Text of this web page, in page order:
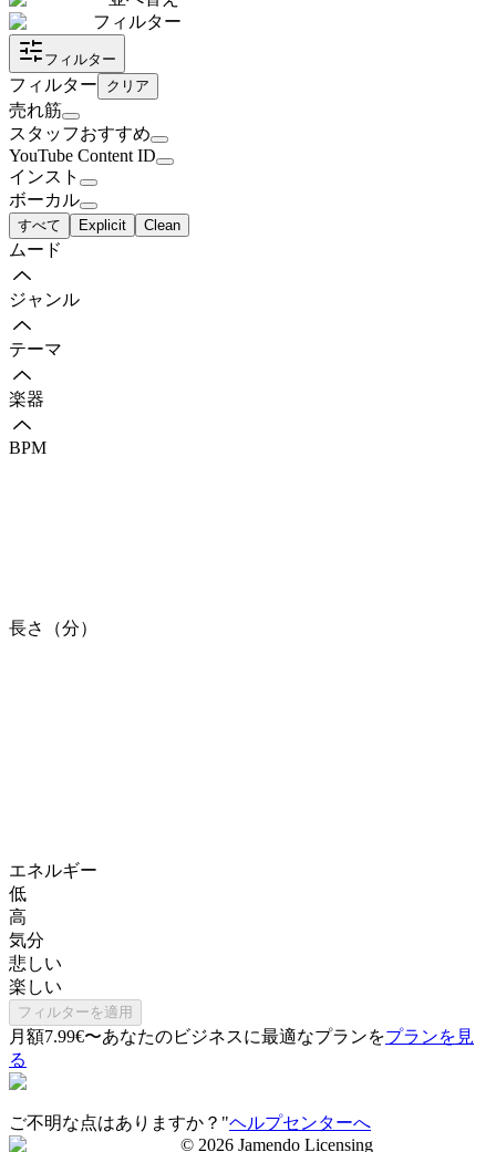
フィルター
フィルター
フィルター クリア
売れ筋
スタッフおすすめ
YouTube Content ID
インスト
ボーカル
すべて Explicit Clean
ムード
ジャンル
テーマ
楽器
BPM
長さ（分）
エネルギー
低
高
気分
悲しい
楽しい
フィルターを適用
月額7.99€〜あなたのビジネスに最適なプランをプランを見
る
ご不明な点はありますか？"ヘルプセンターへ
© 2026 Jamendo Licensing